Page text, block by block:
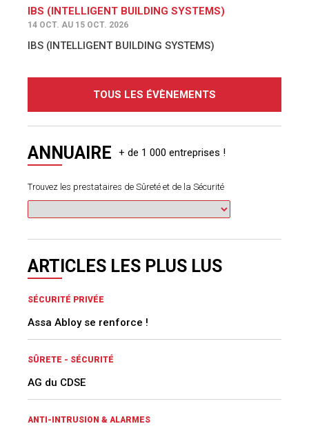
IBS (INTELLIGENT BUILDING SYSTEMS)
14 OCT. AU 15 OCT. 2026
IBS (INTELLIGENT BUILDING SYSTEMS)
TOUS LES ÉVÈNEMENTS
ANNUAIRE
Trouvez les prestataires de Sûreté et de la Sécurité
ARTICLES LES PLUS LUS
SÉCURITÉ PRIVÉE
Assa Abloy se renforce !
SÛRETE - SÉCURITÉ
AG du CDSE
ANTI-INTRUSION & ALARMES